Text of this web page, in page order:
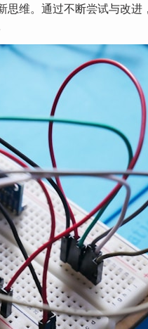
维。通过不断尝试与改进